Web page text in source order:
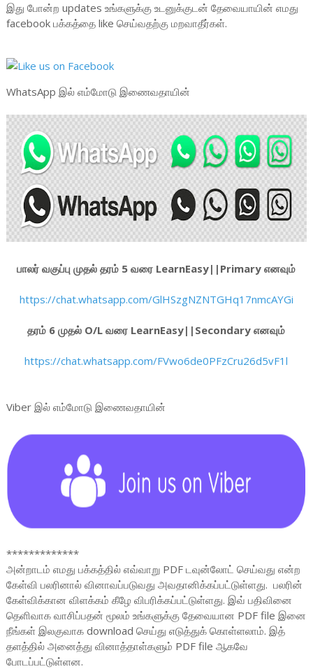
இது போன்ற updates உங்களுக்கு உடனுக்குடன் தேவையாயின் எமது
facebook பக்கத்தை like செய்வதற்கு மறவாதீர்கள்.
WhatsApp இல் எம்மோடு இணைவதாயின்
பாலர் வகுப்பு முதல் தரம் 5 வரை LearnEasy||Primary எனவும்
https://chat.whatsapp.com/GlHSzgNZNTGHq17nmcAYGi
தரம் 6 முதல் O/L வரை LearnEasy||Secondary எனவும்
https://chat.whatsapp.com/FVwo6de0PFzCru26d5vF1l
Viber இல் எம்மோடு இணைவதாயின்
*************
அன்றாடம் எமது பக்கத்தில் எவ்வாறு PDF டவுன்லோட் செய்வது என்ற
கேள்வி பலரினால் வினாவப்படுவது அவதானிக்கப்பட்டுள்ளது. பலரின்
கேள்விக்கான விளக்கம் கீழே விபரிக்கப்பட்டுள்ளது. இவ் பதிவினை
தெளிவாக வாசிப்பதன் மூலம் உங்களுக்கு தேவையான PDF file இனை
நீங்கள் இலகுவாக download செய்து எடுத்துக் கொள்ளலாம். இத்
தளத்தில் அனைத்து வினாத்தாள்களும் PDF file ஆகவே
போடப்பட்டுள்ளன.